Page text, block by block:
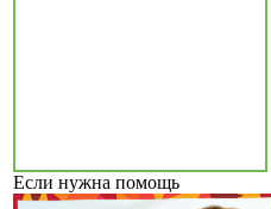
Если нужна помощь